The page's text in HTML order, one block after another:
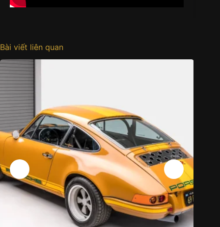
Bài viết liên quan